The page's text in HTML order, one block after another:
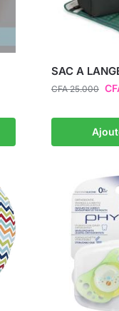
SAC A
CFA25.000